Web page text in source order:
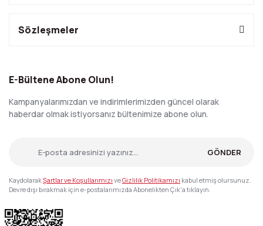
Sözleşmeler
E-Bültene Abone Olun!
Kampanyalarımızdan ve indirimlerimizden güncel olarak
haberdar olmak istiyorsanız bültenimize abone olun.
GÖNDER
KaydolarakŞartlar ve Koşullarımızı veGizlilik Politikamızı kabul etmiş olursunuz.
Devre dışı bırakmak için e-postalarımızda Abonelikten Çık'a tıklayın.